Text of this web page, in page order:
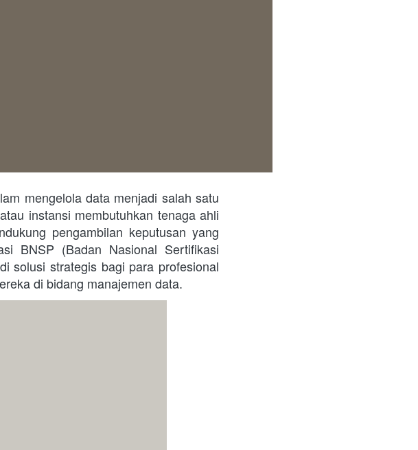
instansi membutuhkan tenaga ahli
pengambilan keputusan yang
BNSP (Badan Nasional Sertifikasi
solusi strategis bagi para profesional
di bidang manajemen data.